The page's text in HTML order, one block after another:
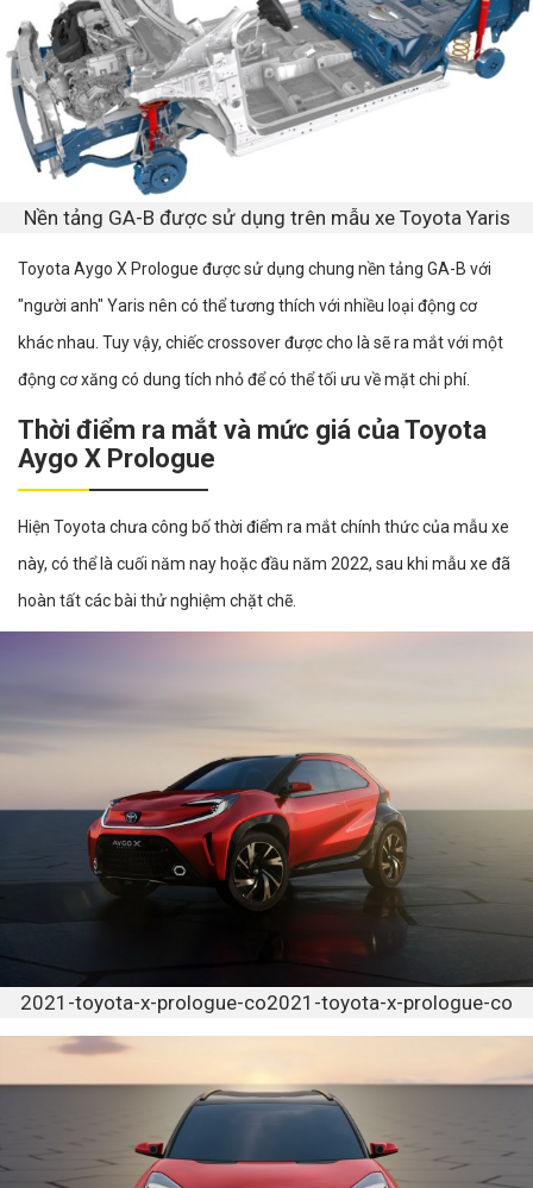
Nền tảng GA-B được sử dụng trên mẫu xe Toyota Yaris
Toyota Aygo X Prologue được sử dụng chung nền tảng GA-B với
"người anh" Yaris nên có thể tương thích với nhiều loại động cơ
khác nhau. Tuy vậy, chiếc crossover được cho là sẽ ra mắt với một
động cơ xăng có dung tích nhỏ để có thể tối ưu về mặt chi phí.
Thời điểm ra mắt và mức giá của Toyota
Aygo X Prologue
Hiện Toyota chưa công bố thời điểm ra mắt chính thức của mẫu xe
này, có thể là cuối năm nay hoặc đầu năm 2022, sau khi mẫu xe đã
hoàn tất các bài thử nghiệm chặt chẽ.
2021-toyota-x-prologue-co2021-toyota-x-prologue-co